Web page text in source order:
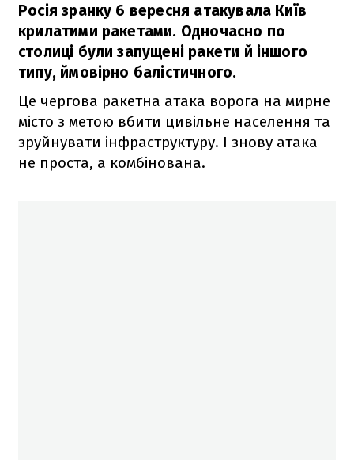
Росія зранку 6 вересня атакувала Київ
крилатими ракетами. Одночасно по
столиці були запущені ракети й іншого
типу, ймовірно балістичного.
Це чергова ракетна атака ворога на мирне
місто з метою вбити цивільне населення та
зруйнувати інфраструктуру. І знову атака
не проста, а комбінована.